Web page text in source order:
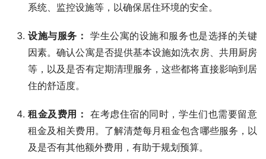
系统、监控设施等，以确保居住环境的安全。
设施与服务： 学生公寓的设施和服务也是选择的关键
因素。确认公寓是否提供基本设施如洗衣房、共用厨房
等，以及是否有定期清理服务，这些都将直接影响到居
住的舒适度。
租金及费用： 在考虑住宿的同时，学生们也需要留意
租金及相关费用。了解清楚每月租金包含哪些服务，以
及是否有其他额外费用，有助于规划预算。